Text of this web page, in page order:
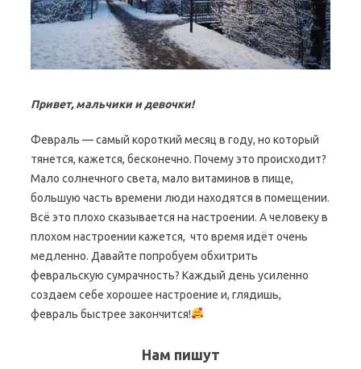
Привет, мальчики и девочки!
Февраль — самый короткий месяц в году, но который
тянется, кажется, бесконечно. Почему это происходит?
Мало солнечного света, мало витаминов в пище,
большую часть времени люди находятся в помещении.
Всё это плохо сказывается на настроении. А человеку в
плохом настроении кажется, что время идёт очень
медленно. Давайте попробуем обхитрить
февральскую сумрачность? Каждый день усиленно
создаем себе хорошее настроение и, глядишь,
февраль быстрее закончится!
Нам пишут